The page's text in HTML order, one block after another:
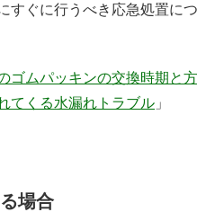
すぐに行うべき応急処置に
ゴムパッキンの交換時期と
てくる水漏れトラブル 」
場合